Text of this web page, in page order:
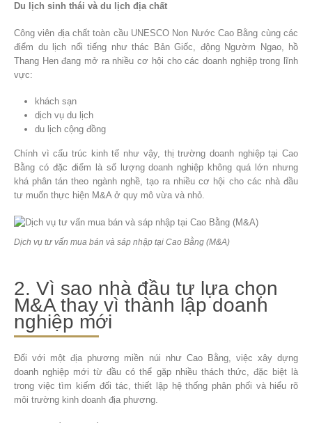
Du lịch sinh thái và du lịch địa chất
Công viên địa chất toàn cầu UNESCO Non Nước Cao Bằng cùng các
điểm du lịch nổi tiếng như thác Bản Giốc, động Ngườm Ngao, hồ
Thang Hen đang mở ra nhiều cơ hội cho các doanh nghiệp trong lĩnh
vực:
khách sạn
dịch vụ du lịch
du lịch cộng đồng
Chính vì cấu trúc kinh tế như vậy, thị trường doanh nghiệp tại Cao
Bằng có đặc điểm là số lượng doanh nghiệp không quá lớn nhưng
khá phân tán theo ngành nghề, tạo ra nhiều cơ hội cho các nhà đầu
tư muốn thực hiện M&A ở quy mô vừa và nhỏ.
Dịch vụ tư vấn mua bán và sáp nhập tại Cao Bằng (M&A)
2. Vì sao nhà đầu tư lựa chọn
M&A thay vì thành lập doanh
nghiệp mới
Đối với một địa phương miền núi như Cao Bằng, việc xây dựng
doanh nghiệp mới từ đầu có thể gặp nhiều thách thức, đặc biệt là
trong việc tìm kiếm đối tác, thiết lập hệ thống phân phối và hiểu rõ
môi trường kinh doanh địa phương.